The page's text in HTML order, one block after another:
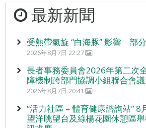
最新新聞
受熱帶氣旋 “白海豚” 影響 部
2026年8月7日 22:27
長者事務委員會2026年第二次
障機制跨部門協調小組聯合會議
2026年8月7日 20:41
“活力社區 – 體育健康諮詢站” 8
望洋眺望台及綠楊花園休憩區